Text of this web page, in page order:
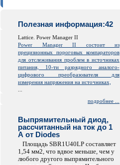
Полезная информация:42
Lattice. Power Manager II
Power Manager II состоит из
прецизионных пороговых компараторов
для отслеживания проблем в источниках
питания, 10-ти разрядного аналого-
цифрового преобразователя для
измерения напряжения на источниках,
подробнее ...
Выпрямительный диод,
рассчитанный на ток до 1
А от Diodes
Площадь SBR1U40LP составляет
1,54 мм2, что вдвое меньше, чем у
любого другого выпрямительного